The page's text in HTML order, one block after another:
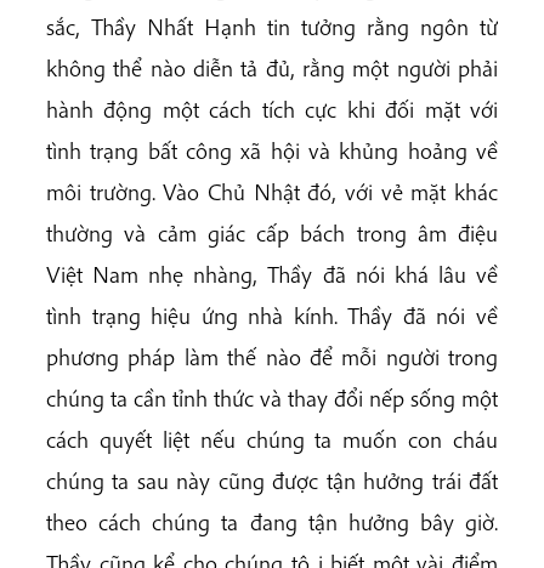
sắc, Thầy Nhất Hạnh tin tưởng rằng ngôn từ
không thể nào diễn tả đủ, rằng một người phải
hành động một cách tích cực khi đối mặt với
tình trạng bất công xã hội và khủng hoảng về
môi trường. Vào Chủ Nhật đó, với vẻ mặt khác
thường và cảm giác cấp bách trong âm điệu
Việt Nam nhẹ nhàng, Thầy đã nói khá lâu về
tình trạng hiệu ứng nhà kính. Thầy đã nói về
phương pháp làm thế nào để mỗi người trong
chúng ta cần tỉnh thức và thay đổi nếp sống một
cách quyết liệt nếu chúng ta muốn con cháu
chúng ta sau này cũng được tận hưởng trái đất
theo cách chúng ta đang tận hưởng bây giờ.